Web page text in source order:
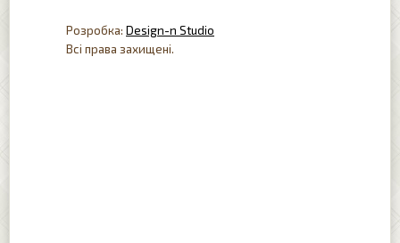
Розробка: Design-n Studio
Всі права захищені.